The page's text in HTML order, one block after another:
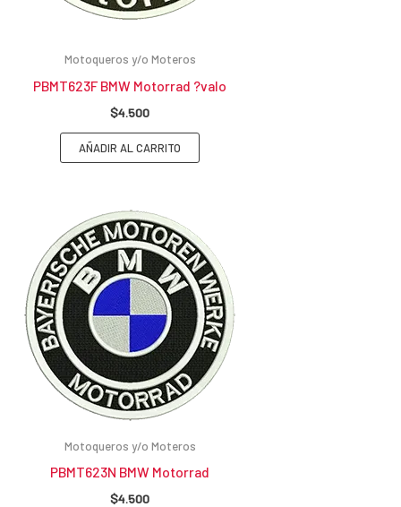
Motoqueros y/o Moteros
PBMT623F BMW Motorrad ?valo
$4.500
AÑADIR AL CARRITO
Motoqueros y/o Moteros
PBMT623N BMW Motorrad
$4.500